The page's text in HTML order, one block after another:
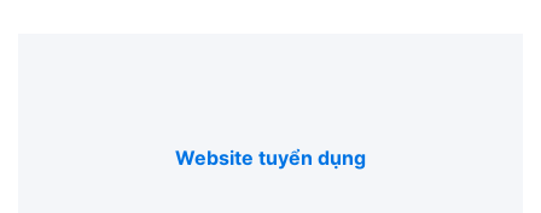
Website tuyển dụng